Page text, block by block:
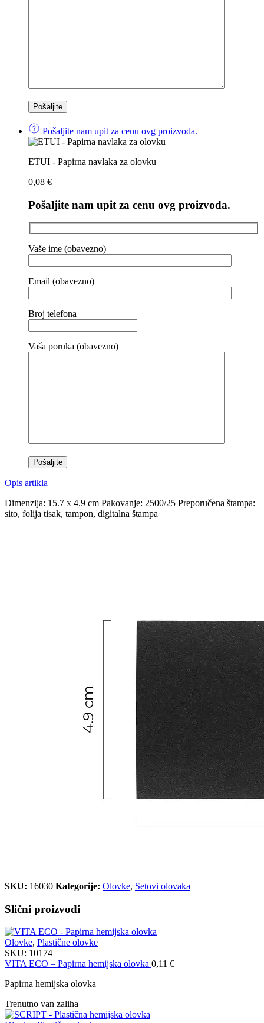
Pošaljite nam upit za cenu ovg proizvoda.
ETUI - Papirna navlaka za olovku
0,08 €
Pošaljite nam upit za cenu ovg proizvoda.
Vaše ime (obavezno)
Email (obavezno)
Broj telefona
Vaša poruka (obavezno)
Opis artikla
Dimenzija: 15.7 x 4.9 cm Pakovanje: 2500/25 Preporučena štampa:
sito, folija tisak, tampon, digitalna štampa
SKU: 16030 Kategorije: Olovke, Setovi olovaka
Slični proizvodi
Olovke, Plastične olovke
SKU: 10174
VITA ECO – Papirna hemijska olovka 0,11 €
Papirna hemijska olovka
Trenutno van zaliha